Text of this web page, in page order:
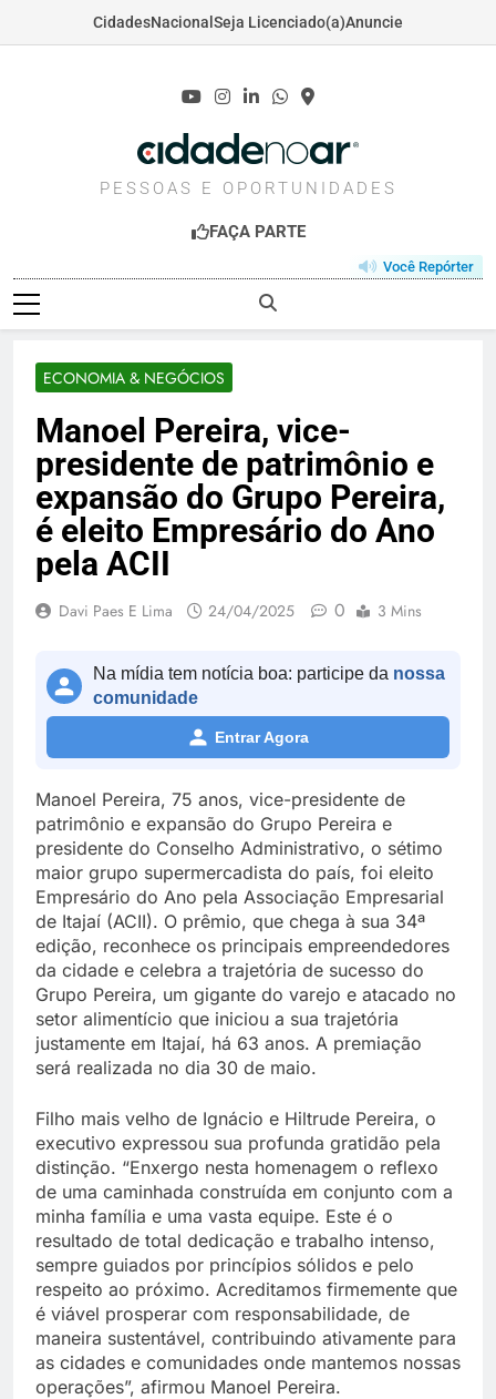
CidadesNacional Seja Licenciado(a)Anuncie
CIDADENOAR.COM
PESSOAS E OPORTUNIDADES
FAÇA PARTE
Você Repórter
ECONOMIA & NEGÓCIOS
Manoel Pereira, vice-
presidente de patrimônio e
expansão do Grupo Pereira,
é eleito Empresário do Ano
pela ACII
Davi Paes E Lima 24/04/2025 0 3 Mins
Na mídia tem notícia boa: participe da nossa
comunidade
Entrar Agora
Manoel Pereira, 75 anos, vice-presidente de
patrimônio e expansão do Grupo Pereira e
presidente do Conselho Administrativo, o sétimo
maior grupo supermercadista do país, foi eleito
Empresário do Ano pela Associação Empresarial
de Itajaí (ACII). O prêmio, que chega à sua 34ª
edição, reconhece os principais empreendedores
da cidade e celebra a trajetória de sucesso do
Grupo Pereira, um gigante do varejo e atacado no
setor alimentício que iniciou a sua trajetória
justamente em Itajaí, há 63 anos. A premiação
será realizada no dia 30 de maio.
Filho mais velho de Ignácio e Hiltrude Pereira, o
executivo expressou sua profunda gratidão pela
distinção. “Enxergo nesta homenagem o reflexo
de uma caminhada construída em conjunto com a
minha família e uma vasta equipe. Este é o
resultado de total dedicação e trabalho intenso,
sempre guiados por princípios sólidos e pelo
respeito ao próximo. Acreditamos firmemente que
é viável prosperar com responsabilidade, de
maneira sustentável, contribuindo ativamente para
as cidades e comunidades onde mantemos nossas
operações”, afirmou Manoel Pereira.